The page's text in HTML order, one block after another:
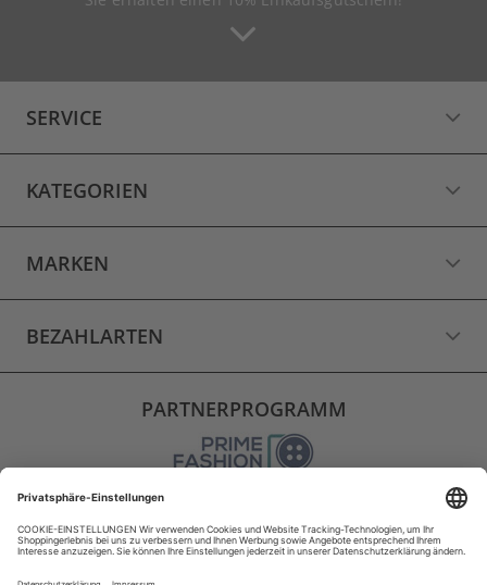
SERVICE
KATEGORIEN
MARKEN
BEZAHLARTEN
PARTNERPROGRAMM
VERSAND